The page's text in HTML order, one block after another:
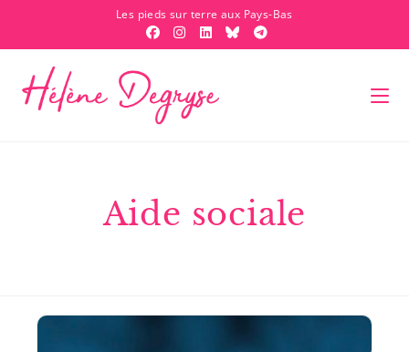
Les pieds sur terre aux Pays-Bas
Aide sociale